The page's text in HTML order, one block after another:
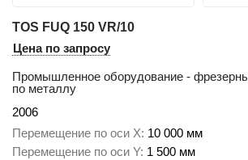
TOS FUQ 150 VR/10
Цена по запросу
Промышленное оборудование -
по металлу
2006
Перемещение по оси X 10 000 мм
Перемещение по оси Y 1 500 мм